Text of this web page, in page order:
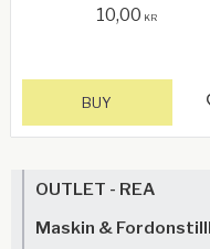
250mm längd
10,00 KR
BUY
OUTLET - REA
Maskin &